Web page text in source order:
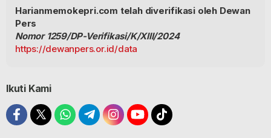
Harianmemokepri.com telah diverifikasi oleh Dewan
Pers
Nomor 1259/DP-Verifikasi/K/XIII/2024
https://dewanpers.or.id/data
Ikuti Kami